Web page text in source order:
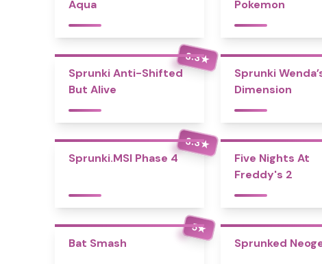
Aqua
Pokemon
3.3★
Sprunki Anti-Shifted
But Alive
Sprunki
Dimension
3.3★
Sprunki.MSI Phase 4
Five Nights At
Freddy's 2
5★
Bat Smash Sprunked